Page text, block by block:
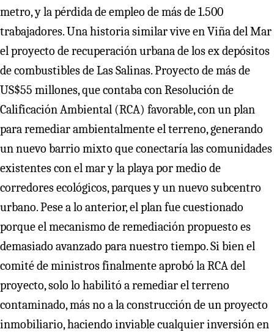
metro, y la pérdida de empleo de más de 1.500
trabajadores. Una historia similar vive en Viña del Mar
el proyecto de recuperación urbana de los ex depósitos
de combustibles de Las Salinas. Proyecto de más de
US$55 millones, que contaba con Resolución de
Calificación Ambiental (RCA) favorable, con un plan
para remediar ambientalmente el terreno, generando
un nuevo barrio mixto que conectaría las comunidades
existentes con el mar y la playa por medio de
corredores ecológicos, parques y un nuevo subcentro
urbano. Pese a lo anterior, el plan fue cuestionado
porque el mecanismo de remediación propuesto es
demasiado avanzado para nuestro tiempo. Si bien el
comité de ministros finalmente aprobó la RCA del
proyecto, solo lo habilitó a remediar el terreno
contaminado, más no a la construcción de un proyecto
inmobiliario, haciendo inviable cualquier inversión en